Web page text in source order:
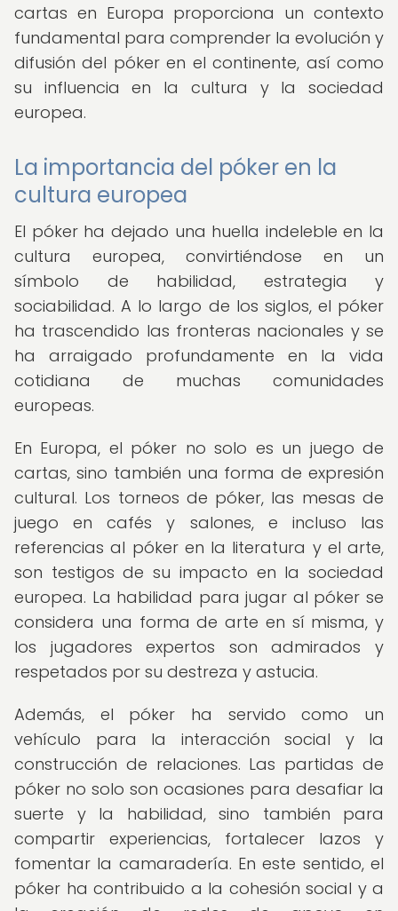
cartas en Europa proporciona un contexto
fundamental para comprender la evolución y
difusión del póker en el continente, así como
su influencia en la cultura y la sociedad
europea.
La importancia del póker en la
cultura europea
El póker ha dejado una huella indeleble en la
cultura europea, convirtiéndose en un
símbolo de habilidad, estrategia y
sociabilidad. A lo largo de los siglos, el póker
ha trascendido las fronteras nacionales y se
ha arraigado profundamente en la vida
cotidiana de muchas comunidades
europeas.
En Europa, el póker no solo es un juego de
cartas, sino también una forma de expresión
cultural. Los torneos de póker, las mesas de
juego en cafés y salones, e incluso las
referencias al póker en la literatura y el arte,
son testigos de su impacto en la sociedad
europea. La habilidad para jugar al póker se
considera una forma de arte en sí misma, y
los jugadores expertos son admirados y
respetados por su destreza y astucia.
Además, el póker ha servido como un
vehículo para la interacción social y la
construcción de relaciones. Las partidas de
póker no solo son ocasiones para desafiar la
suerte y la habilidad, sino también para
compartir experiencias, fortalecer lazos y
fomentar la camaradería. En este sentido, el
póker ha contribuido a la cohesión social y a